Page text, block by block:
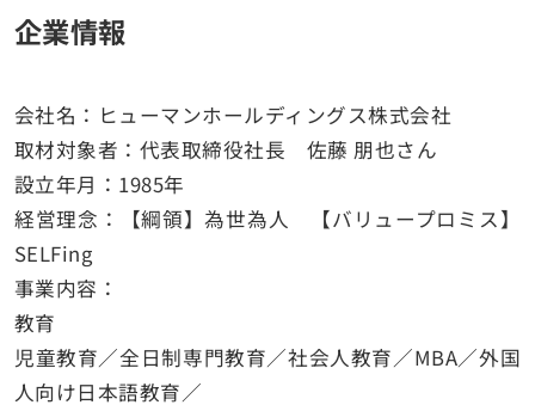
企業情報
会社名： ヒューマンホールディングス株式会社
取材対象者：代表取締役社長 佐藤 朋也さん
設立年月：1985年
経営理念：【綱領】為世為人 【バリュープロミス】
SELFing
事業内容：
教育
児童教育／全日制専門教育／社会人教育／MBA／外国
人向け日本語教育／